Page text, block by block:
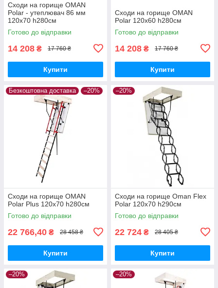
Сходи на горище OMAN
Polar - утеплювач 86 мм
120x70 h280см
Готово до відправки
14 208 ₴ 17 760 ₴
Купити
Сходи на горище OMAN
Polar 120x60 h280см
Готово до відправки
14 208 ₴ 17 760 ₴
Купити
Безкоштовна доставка –20%
Сходи на горище OMAN
Polar Plus 120x70 h280см
Готово до відправки
22 766,40 ₴ 28 458 ₴
Купити
–20%
Сходи на горище Oman Flex
Polar 120x70 h290см
Готово до відправки
22 724 ₴ 28 405 ₴
Купити
–20% –20%